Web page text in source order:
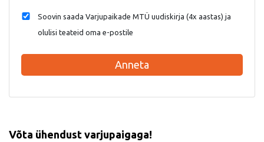
Soovin saada Varjupaikade MTÜ uudiskirja (4x aastas) ja
olulisi teateid oma e-postile
Anneta
Võta ühendust varjupaigaga!